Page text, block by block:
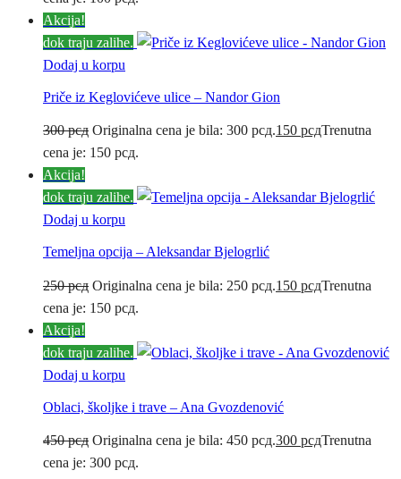
Akcija!
dok traju zalihe.
Dodaj u korpu
Priče iz Keglovićeve ulice – Nandor Gion
300рсд Originalna cena je bila: 300 рсд.150 рсдTrenutna
cena je: 150 рсд.
Akcija!
dok traju zalihe.
Dodaj u korpu
Temeljna opcija – Aleksandar Bjelogrlić
250рсд Originalna cena je bila: 250 рсд.150 рсдTrenutna
cena je: 150 рсд.
Akcija!
dok traju zalihe.
Dodaj u korpu
Oblaci, školjke i trave – Ana Gvozdenović
450рсд Originalna cena je bila: 450 рсд.300 рсдTrenutna
cena je: 300 рсд.